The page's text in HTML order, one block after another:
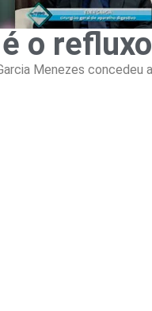
o
Menezes concedeu